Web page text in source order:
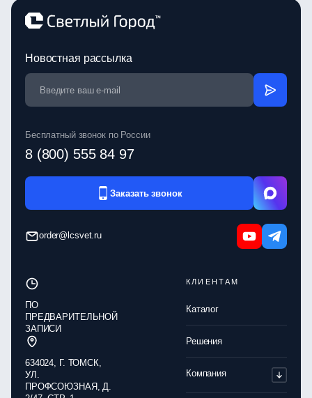
Новостная рассылка
Бесплатный звонок по России
8 (800) 555 84 97
Заказать звонок
order@lcsvet.ru
КЛИЕНТАМ
Каталог
Решения
Компания
ПО
ПРЕДВАРИТЕЛЬНОЙ
ЗАПИСИ
634024, Г. ТОМСК,
УЛ.
ПРОФСОЮЗНАЯ, Д.